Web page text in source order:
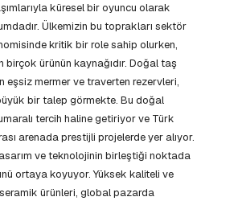
küresel bir oyuncu olarak
Ülkemizin bu toprakları sektör
kritik bir role sahip olurken,
birçok ürünün kaynağıdır. Doğal taş
eşsiz mermer ve traverten rezervleri,
bir talep görmekte. Bu doğal
tercih haline getiriyor ve Türk
arenada prestijli projelerde yer alıyor.
ve teknolojinin birleştiği noktada
ortaya koyuyor. Yüksek kaliteli ve
ürünleri, global pazarda